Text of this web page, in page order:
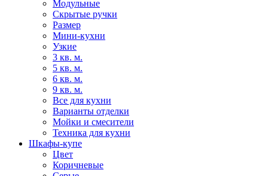
Модульные
Скрытые ручки
Размер
Мини-кухни
Узкие
3 кв. м.
5 кв. м.
6 кв. м.
9 кв. м.
Все для кухни
Варианты отделки
Мойки и смесители
Техника для кухни
Шкафы-купе
Цвет
Коричневые